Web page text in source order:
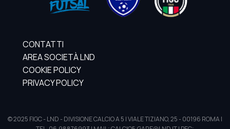
CONTATTI
AREA SOCIETÀ LND
COOKIE POLICY
PRIVACY POLICY
© 2025 FIGC - LND - DIVISIONE CALCIO A 5 | VIALE TIZIANO, 25 - 00196 ROMA |